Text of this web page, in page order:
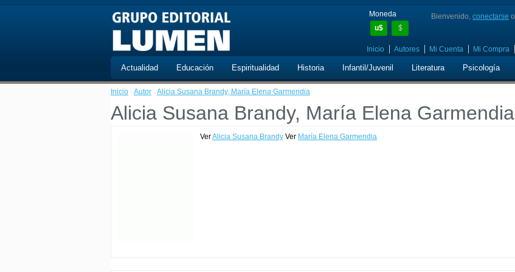
Moneda
u$
$
Bienvenido, conectarse o
Inicio Autores Mi Cuenta Mi Compra
Actualidad Educación Espiritualidad Historia Infantil/Juvenil Literatura Psicología
Inicio · Autor · Alicia Susana Brandy, María Elena Garmendia
Alicia Susana Brandy, María Elena Garmendia
VerAlicia Susana Brandy Ver María Elena Garmendia